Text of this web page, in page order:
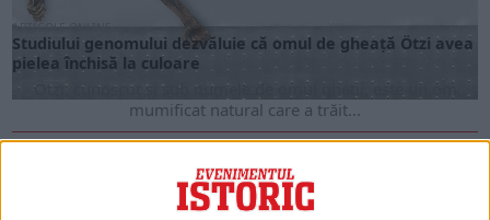
ARTICOLE ONLINE
Studiului genomului dezvăluie că omul de gheață Ötzi avea
pielea închisă la culoare
Ötzi, cunoscut și sub numele de omul gheții, este un om
mumificat natural care a trăit...